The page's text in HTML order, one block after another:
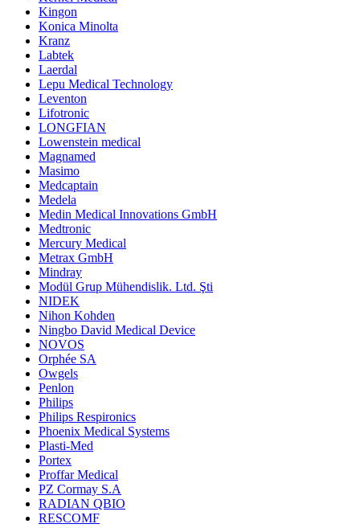
Kingon
Konica Minolta
Kranz
Labtek
Laerdal
Lepu Medical Technology
Leventon
Lifotronic
LONGFIAN
Lowenstein medical
Magnamed
Masimo
Medcaptain
Medela
Medin Medical Innovations GmbH
Medtronic
Mercury Medical
Metrax GmbH
Mindray
Modül Grup Mühendislik. Ltd. Şti
NIDEK
Nihon Kohden
Ningbo David Medical Device
NOVOS
Orphée SA
Owgels
Penlon
Philips
Philips Respironics
Phoenix Medical Systems
Plasti-Med
Portex
Proffar Medical
PZ Cormay S.A
RADIAN QBIO
RESCOMF